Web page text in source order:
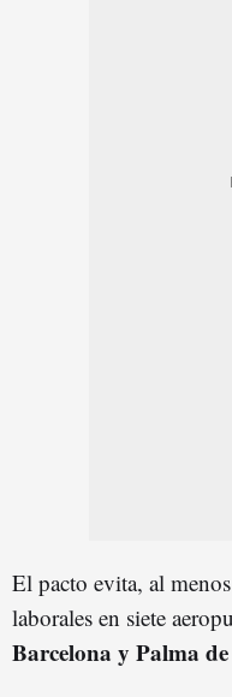
El pacto evita, al
laborales en siete
Barcelona y Palma